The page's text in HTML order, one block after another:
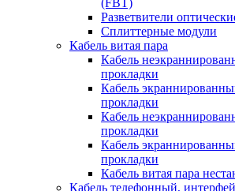
(FBT)
Разветвители
Сплиттерные модули
Кабель витая пара
Кабель
прокладки
Кабель
прокладки
Кабель
прокладки
Кабель
прокладки
Кабель витая пара
Кабель телефонный,